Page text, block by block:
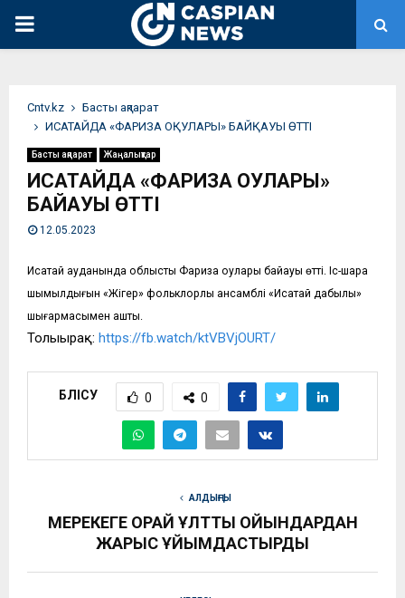
PRIMARY
Сntv.kz
Басты ақпарат
ИСАТАЙДА «ФАРИЗА ОҚУЛАРЫ» БАЙҚАУЫ ӨТТІ
Басты ақпарат Жаңалықтар
ИСАТАЙДА «ФАРИЗА ОҚУЛАРЫ»
БАЙҚАУЫ ӨТТІ
12.05.2023
Исатай ауданында облыстық Фариза оқулары байқауы өтті. Іс-шара
шымылдығын «Жігер» фольклорлық ансамблі «Исатай дабылы»
шығармасымен ашты.
Толығырақ: https://fb.watch/ktVBVjOURT/
БӨЛІСУ 0 0
АЛДЫҢҒЫ
МЕРЕКЕГЕ ОРАЙ ҰЛТТЫҚ ОЙЫНДАРДАН
ЖАРЫС ҰЙЫМДАСТЫРДЫ